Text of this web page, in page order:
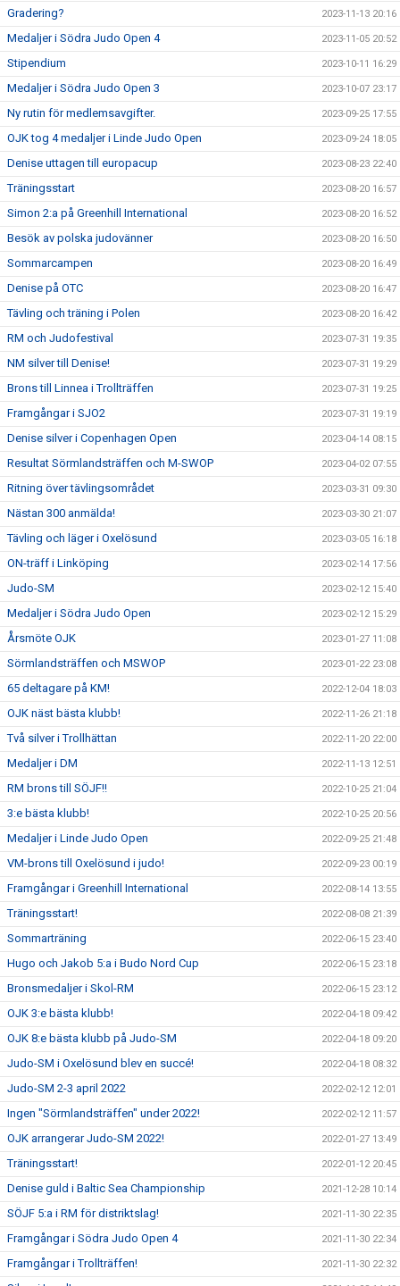
Gradering? 2023-11-13 20:16
Medaljer i Södra Judo Open 4 2023-11-05 20:52
Stipendium 2023-10-11 16:29
Medaljer i Södra Judo Open 3 2023-10-07 23:17
Ny rutin för medlemsavgifter. 2023-09-25 17:55
OJK tog 4 medaljer i Linde Judo Open 2023-09-24 18:05
Denise uttagen till europacup 2023-08-23 22:40
Träningsstart 2023-08-20 16:57
Simon 2:a på Greenhill International 2023-08-20 16:52
Besök av polska judovänner 2023-08-20 16:50
Sommarcampen 2023-08-20 16:49
Denise på OTC 2023-08-20 16:47
Tävling och träning i Polen 2023-08-20 16:42
RM och Judofestival 2023-07-31 19:35
NM silver till Denise! 2023-07-31 19:29
Brons till Linnea i Trollträffen 2023-07-31 19:25
Framgångar i SJO2 2023-07-31 19:19
Denise silver i Copenhagen Open 2023-04-14 08:15
Resultat Sörmlandsträffen och M-SWOP 2023-04-02 07:55
Ritning över tävlingsområdet 2023-03-31 09:30
Nästan 300 anmälda! 2023-03-30 21:07
Tävling och läger i Oxelösund 2023-03-05 16:18
ON-träff i Linköping 2023-02-14 17:56
Judo-SM 2023-02-12 15:40
Medaljer i Södra Judo Open 2023-02-12 15:29
Årsmöte OJK 2023-01-27 11:08
Sörmlandsträffen och MSWOP 2023-01-22 23:08
65 deltagare på KM! 2022-12-04 18:03
OJK näst bästa klubb! 2022-11-26 21:18
Två silver i Trollhättan 2022-11-20 22:00
Medaljer i DM 2022-11-13 12:51
RM brons till SÖJF!! 2022-10-25 21:04
3:e bästa klubb! 2022-10-25 20:56
Medaljer i Linde Judo Open 2022-09-25 21:48
VM-brons till Oxelösund i judo! 2022-09-23 00:19
Framgångar i Greenhill International 2022-08-14 13:55
Träningsstart! 2022-08-08 21:39
Sommarträning 2022-06-15 23:40
Hugo och Jakob 5:a i Budo Nord Cup 2022-06-15 23:18
Bronsmedaljer i Skol-RM 2022-06-15 23:12
OJK 3:e bästa klubb! 2022-04-18 09:42
OJK 8:e bästa klubb på Judo-SM 2022-04-18 09:20
Judo-SM i Oxelösund blev en succé! 2022-04-18 08:32
Judo-SM 2-3 april 2022 2022-02-12 12:01
Ingen "Sörmlandsträffen" under 2022! 2022-02-12 11:57
OJK arrangerar Judo-SM 2022! 2022-01-27 13:49
Träningsstart! 2022-01-12 20:45
Denise guld i Baltic Sea Championship 2021-12-28 10:14
SÖJF 5:a i RM för distriktslag! 2021-11-30 22:35
Framgångar i Södra Judo Open 4 2021-11-30 22:34
Framgångar i Trollträffen! 2021-11-30 22:32